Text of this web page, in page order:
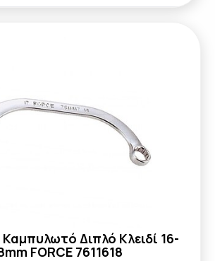
Διπλό Κλειδί 16-
FORCE 7611618